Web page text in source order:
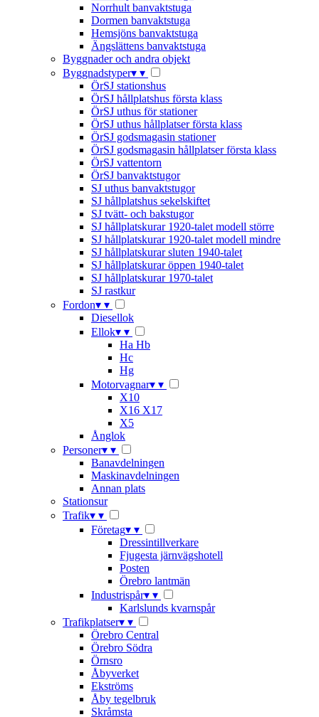
Norrhult banvaktstuga
Dormen banvaktstuga
Hemsjöns banvaktstuga
Ängslättens banvaktstuga
Byggnader och andra objekt
Byggnadstyper▾ ▾
ÖrSJ stationshus
ÖrSJ hållplatshus första klass
ÖrSJ uthus för stationer
ÖrSJ uthus hållplatser första klass
ÖrSJ godsmagasin stationer
ÖrSJ godsmagasin hållplatser första klass
ÖrSJ vattentorn
ÖrSJ banvaktstugor
SJ uthus banvaktstugor
SJ hållplatshus sekelskiftet
SJ tvätt- och bakstugor
SJ hållplatskurar 1920-talet modell större
SJ hållplatskurar 1920-talet modell mindre
SJ hållplatskurar sluten 1940-talet
SJ hållplatskurar öppen 1940-talet
SJ hållplatskurar 1970-talet
SJ rastkur
Fordon▾ ▾
Diesellok
Ellok▾ ▾
Ha Hb
Hc
Hg
Motorvagnar▾ ▾
X10
X16 X17
X5
Ånglok
Personer▾ ▾
Banavdelningen
Maskinavdelningen
Annan plats
Stationsur
Trafik▾ ▾
Företag▾ ▾
Dressintillverkare
Fjugesta järnvägshotell
Posten
Örebro lantmän
Industrispår▾ ▾
Karlslunds kvarnspår
Trafikplatser▾ ▾
Örebro Central
Örebro Södra
Örnsro
Åbyverket
Ekströms
Åby tegelbruk
Skråmsta